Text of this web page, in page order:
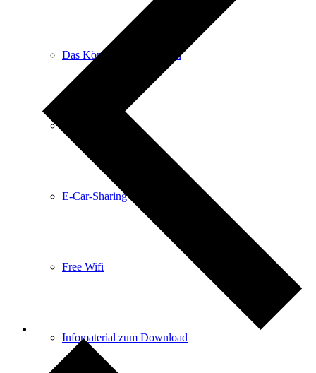
Das Königsteiner Lädchen
E-Car-Sharing
Free Wifi
Infomaterial zum Download